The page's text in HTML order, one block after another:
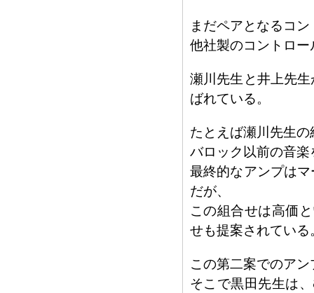
まだペアとなるコ
他社製のコントロ
瀬川先生と井上先
ばれている。
たとえば瀬川先生
バロック以前の音
最終的なアンプは
だが、
この組合せは高価
せも提案されている
この第二案でのア
そこで黒田先生は